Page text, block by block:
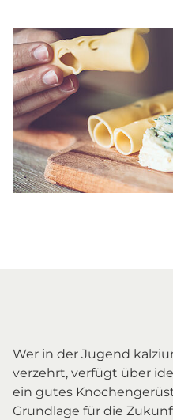
Wer in der Jugend
verzehrt, verfügt über
ein gutes
Grundlage für die